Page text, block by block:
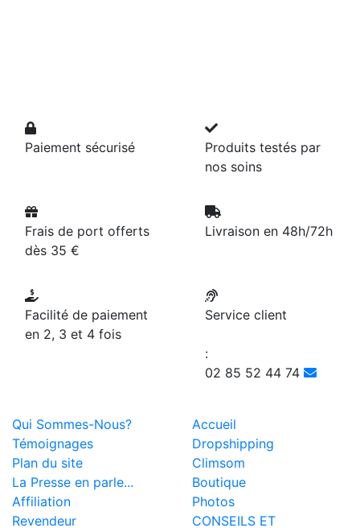
Paiement sécurisé
Produits testés par
nos soins
Frais de port offerts
dès 35 €
Livraison en 48h/72h
Facilité de paiement
en 2, 3 et 4 fois
Service client
:
02 85 52 44 74
Qui Sommes-Nous?
Accueil
Témoignages
Dropshipping
Plan du site
Climsom
La Presse en parle...
Boutique
Affiliation
Photos
Revendeur
CONSEILS ET